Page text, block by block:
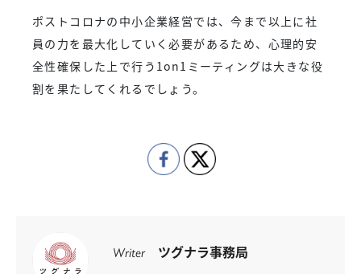
ポストコロナの中小企業経営では、今まで以上に社
員の力を最大化していく必要があるため、心理的安
全性確保した上で行う1on1ミーティングは大きな役
割を果たしてくれるでしょう。
Writer ツグナラ事務局